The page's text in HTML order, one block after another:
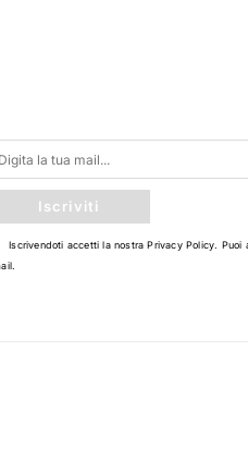
Iscriviti
Iscrivendoti accetti la nostraPrivacy Policy. Puoi